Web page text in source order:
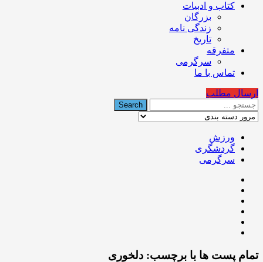
کتاب و ادبیات
بزرگان
زندگی نامه
تاریخ
متفرقه
سرگرمی
تماس با ما
ارسال مطلب
ورزش
گردشگری
سرگرمی
تمام پست ها با برچسب: دلخوری